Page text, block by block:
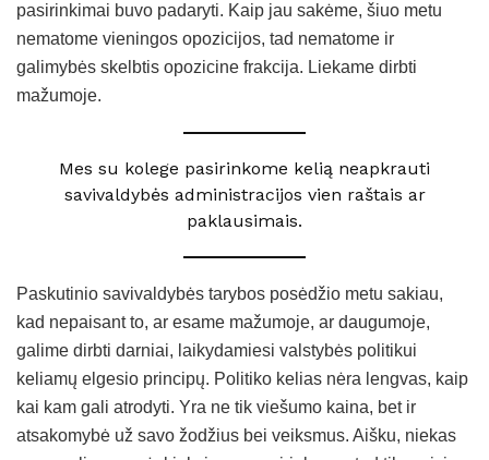
pasirinkimai buvo padaryti. Kaip jau sakėme, šiuo metu
nematome vieningos opozicijos, tad nematome ir
galimybės skelbtis opozicine frakcija. Liekame dirbti
mažumoje.
Mes su kolege pasirinkome kelią neapkrauti
savivaldybės administracijos vien raštais ar
paklausimais.
Paskutinio savivaldybės tarybos posėdžio metu sakiau,
kad nepaisant to, ar esame mažumoje, ar daugumoje,
galime dirbti darniai, laikydamiesi valstybės politikui
keliamų elgesio principų. Politiko kelias nėra lengvas, kaip
kai kam gali atrodyti. Yra ne tik viešumo kaina, bet ir
atsakomybė už savo žodžius bei veiksmus. Aišku, niekas